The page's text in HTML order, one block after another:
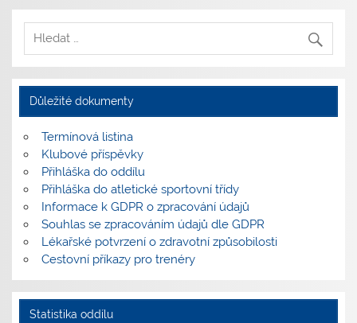
Důležité dokumenty
Termínová listina
Klubové příspěvky
Přihláška do oddílu
Přihláška do atletické sportovní třídy
Informace k GDPR o zpracování údajů
Souhlas se zpracováním údajů dle GDPR
Lékařské potvrzení o zdravotní způsobilosti
Cestovní příkazy pro trenéry
Statistika oddílu